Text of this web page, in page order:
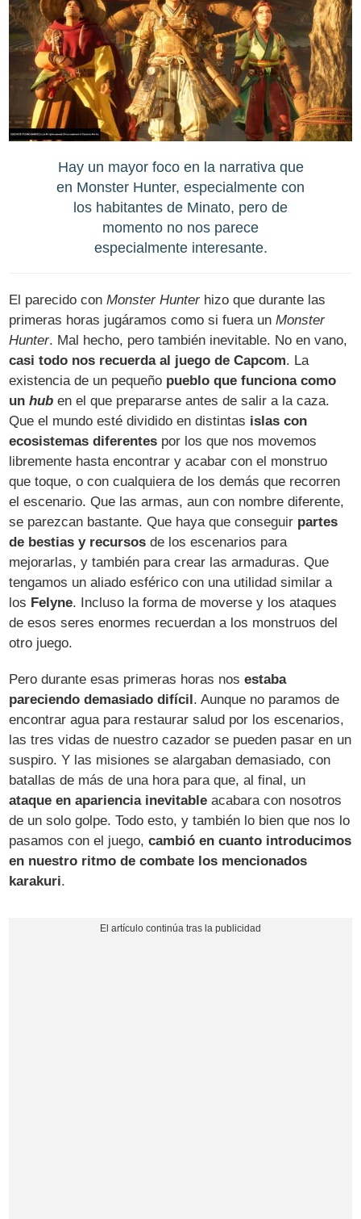
Hay un mayor foco en la narrativa que
en Monster Hunter, especialmente con
los habitantes de Minato, pero de
momento no nos parece
especialmente interesante.
El parecido conMonster Hunterhizo que durante las
primeras horas jugáramos como si fuera unMonster
Hunter. Mal hecho, pero también inevitable. No en vano,
casi todo nos recuerda al juego de Capcom. La
existencia de un pequeño pueblo que funciona como
unhub en el que prepararse antes de salir a la caza.
Que el mundo esté dividido en distintas islas con
ecosistemas diferentes por los que nos movemos
libremente hasta encontrar y acabar con el monstruo
que toque, o con cualquiera de los demás que recorren
el escenario. Que las armas, aun con nombre diferente,
se parezcan bastante. Que haya que conseguir partes
de bestias y recursos de los escenarios para
mejorarlas, y también para crear las armaduras. Que
tengamos un aliado esférico con una utilidad similar a
los Felyne. Incluso la forma de moverse y los ataques
de esos seres enormes recuerdan a los monstruos del
otro juego.
Pero durante esas primeras horas nosestaba
pareciendo demasiado difícil. Aunque no paramos de
encontrar agua para restaurar salud por los escenarios,
las tres vidas de nuestro cazador se pueden pasar en un
suspiro. Y las misiones se alargaban demasiado, con
batallas de más de una hora para que, al final, un
ataque en apariencia inevitable acabara con nosotros
de un solo golpe. Todo esto, y también lo bien que nos lo
pasamos con el juego,cambió en cuanto introducimos
en nuestro ritmo de combate los mencionados
karakuri.